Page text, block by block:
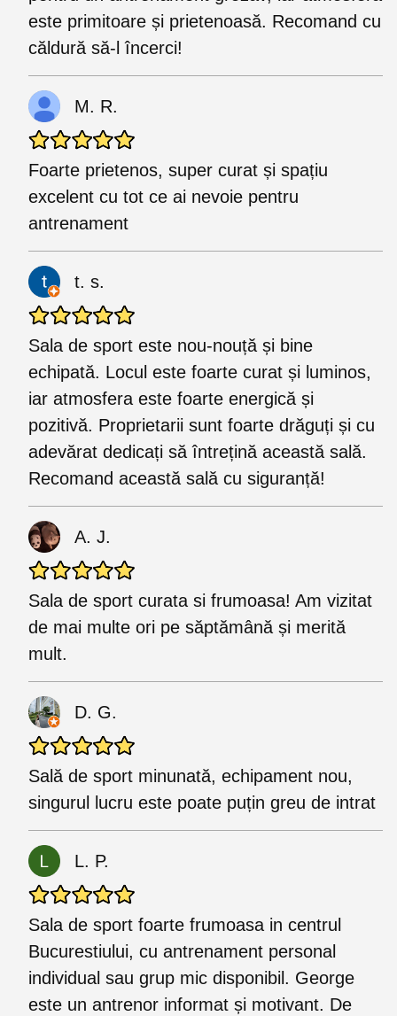
este primitoare și prietenoasă. Recomand cu
căldură să-l încerci!
M. R.
Foarte prietenos, super curat și spațiu
excelent cu tot ce ai nevoie pentru
antrenament
t. s.
Sala de sport este nou-nouță și bine
echipată. Locul este foarte curat și luminos,
iar atmosfera este foarte energică și
pozitivă. Proprietarii sunt foarte drăguți și cu
adevărat dedicați să întrețină această sală.
Recomand această sală cu siguranță!
A. J.
Sala de sport curata si frumoasa! Am vizitat
de mai multe ori pe săptămână și merită
mult.
D. G.
Sală de sport minunată, echipament nou,
singurul lucru este poate puțin greu de intrat
L. P.
Sala de sport foarte frumoasa in centrul
Bucurestiului, cu antrenament personal
individual sau grup mic disponibil. George
este un antrenor informat și motivant. De